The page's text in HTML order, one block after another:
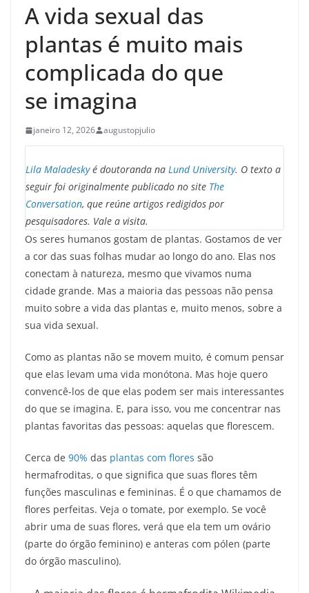
A vida sexual das
plantas é muito mais
complicada do que
se imagina
janeiro 12, 2026 augustopjulio
Lila Maladeskyé doutoranda na Lund University. O texto a
seguir foi originalmente publicado no site The
Conversation, que reúne artigos redigidos por
pesquisadores. Vale a visita.
Os seres humanos gostam de plantas. Gostamos de ver
a cor das suas folhas mudar ao longo do ano. Elas nos
conectam à natureza, mesmo que vivamos numa
cidade grande. Mas a maioria das pessoas não pensa
muito sobre a vida das plantas e, muito menos, sobre a
sua vida sexual.
Como as plantas não se movem muito, é comum pensar
que elas levam uma vida monótona. Mas hoje quero
convencê-los de que elas podem ser mais interessantes
do que se imagina. E, para isso, vou me concentrar nas
plantas favoritas das pessoas: aquelas que florescem.
Cerca de 90% das plantas com flores são
hermafroditas, o que significa que suas flores têm
funções masculinas e femininas. É o que chamamos de
flores perfeitas. Veja o tomate, por exemplo. Se você
abrir uma de suas flores, verá que ela tem um ovário
(parte do órgão feminino) e anteras com pólen (parte
do órgão masculino).